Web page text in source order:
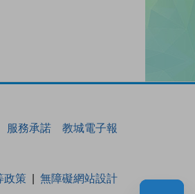
服務承諾 教城電子報
政策 無障礙網站設計